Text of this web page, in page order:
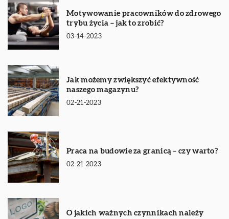
Motywowanie pracowników do zdrowego
trybu życia – jak to zrobić?
03-14-2023
Jak możemy zwiększyć efektywność
naszego magazynu?
02-21-2023
Praca na budowie za granicą – czy warto?
02-21-2023
O jakich ważnych czynnikach należy